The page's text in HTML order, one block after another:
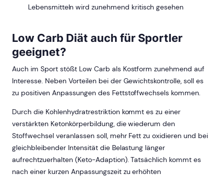
Lebensmitteln wird zunehmend kritisch gesehen
Low Carb Diät auch für Sportler
geeignet?
Auch im Sport stößt Low Carb als Kostform zunehmend auf
Interesse. Neben Vorteilen bei der Gewichtskontrolle, soll es
zu positiven Anpassungen des Fettstoffwechsels kommen.
Durch die Kohlenhydratrestriktion kommt es zu einer
verstärkten Ketonkörperbildung, die wiederum den
Stoffwechsel veranlassen soll, mehr Fett zu oxidieren und bei
gleichbleibender Intensität die Belastung länger
aufrechtzuerhalten (Keto-Adaption). Tatsächlich kommt es
nach einer kurzen Anpassungszeit zu erhöhten